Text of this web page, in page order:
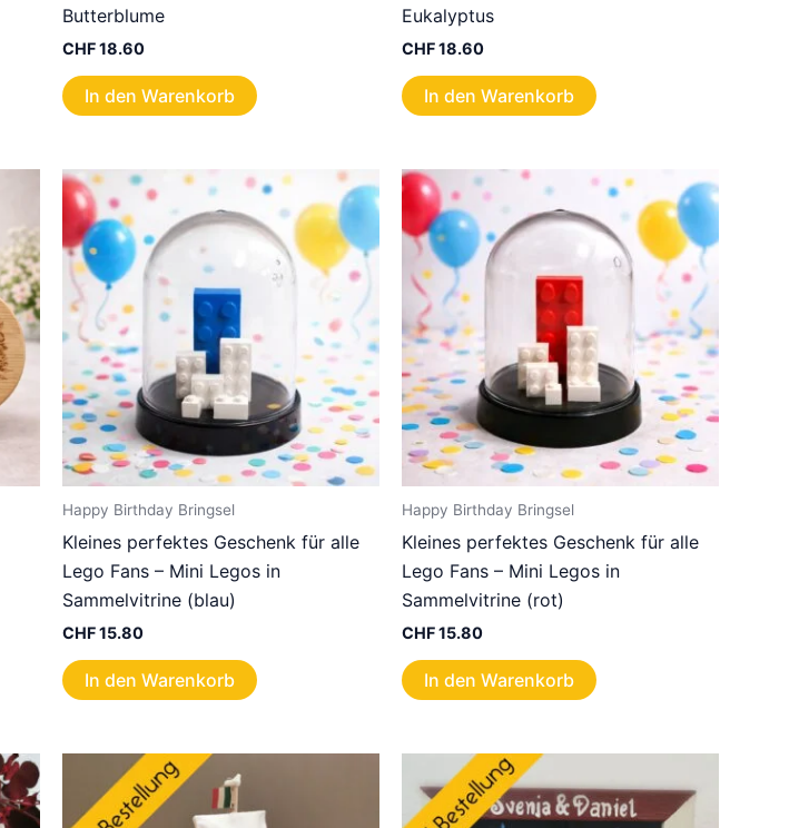
Butterblume
CHF18.60
In den Warenkorb
Eukalyptus
CHF18.60
In den Warenkorb
Happy Birthday Bringsel
Kleines perfektes Geschenk für alle
Lego Fans – Mini Legos in
Sammelvitrine (blau)
CHF15.80
In den Warenkorb
Happy Birthday Bringsel
Kleines perfektes Geschenk für alle
Lego Fans – Mini Legos in
Sammelvitrine (rot)
CHF15.80
In den Warenkorb